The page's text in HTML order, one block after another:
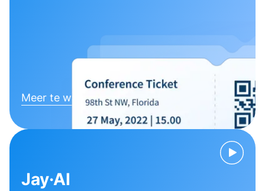
Meer te weten komen
Jay·AI